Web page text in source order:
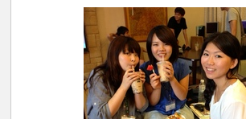
姉妹校・清泉ファミリー
研究活動に関して
海外留学・国際交流
中学校・高等学校向け
出張講座・大学見学会
カトリックセンター
教育文化研究所